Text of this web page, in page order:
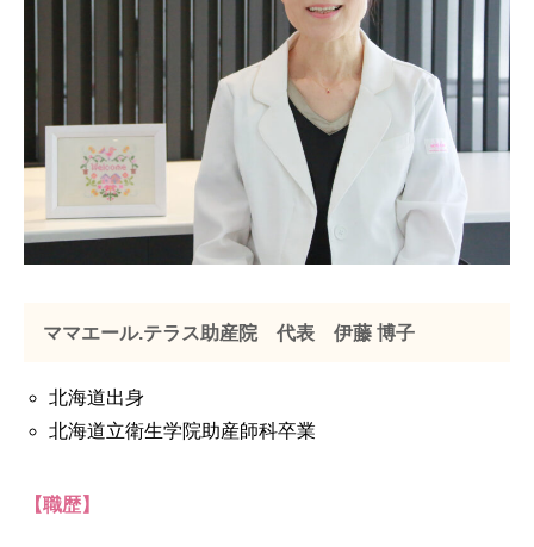
ママエール.テラス助産院 代表 伊藤 博子
北海道出身
北海道立衛生学院助産師科卒業
【職歴】